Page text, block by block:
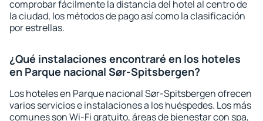
comprobar fácilmente la distancia del hotel al centro de
la ciudad, los métodos de pago así como la clasificación
por estrellas.
¿Qué instalaciones encontraré en los hoteles
en Parque nacional Sør-Spitsbergen?
Los hoteles en Parque nacional Sør-Spitsbergen ofrecen
varios servicios e instalaciones a los huéspedes. Los más
comunes son Wi-Fi gratuito, áreas de bienestar con spa,